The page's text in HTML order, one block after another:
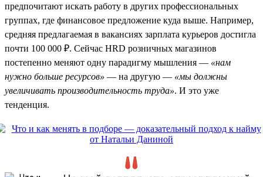
предпочитают искать работу в других профессиональных
группах, где финансовое предложение куда выше. Например,
средняя предлагаемая в вакансиях зарплата курьеров достигла
почти 100 000 ₽. Сейчас HRD розничных магазинов
постепенно меняют одну парадигму мышления — «нам
нужно больше ресурсов» — на другую — «мы должны
увеличивать производительность труда». И это уже
тенденция.